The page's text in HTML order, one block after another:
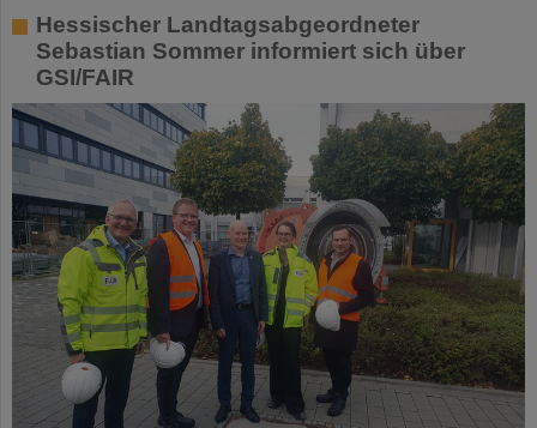
Hessischer Landtagsabgeordneter
Sebastian Sommer informiert sich über
GSI/FAIR